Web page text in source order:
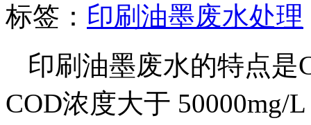
标签： 印刷油墨废水处理
印刷油墨废水的特点是
COD浓度大于 50000mg/